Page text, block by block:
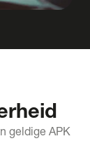
geldige APK